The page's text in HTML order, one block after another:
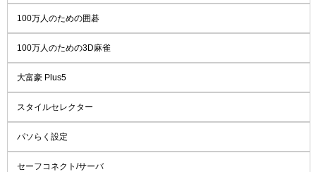
100万人のための囲碁
100万人のための3D麻雀
大富豪 Plus5
スタイルセレクター
パソらく設定
セーフコネクト/サーバ